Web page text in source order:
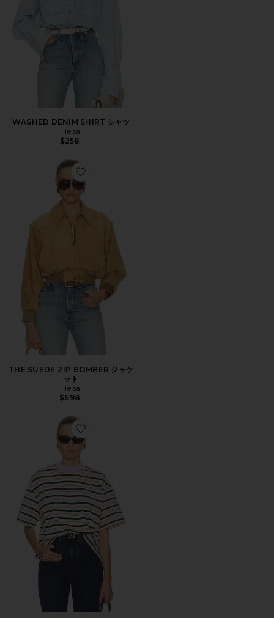
WASHED DENIM SHIRT シャツ
Helsa
$258
Favorite THE SUEDE ZIP BOMBER ジャケット
THE SUEDE ZIP BOMBER ジャケ
ット
Helsa
$698
Favorite THE BOXY Tシャツ